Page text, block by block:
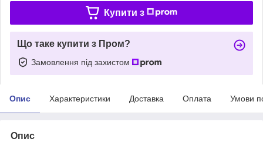
Купити з
Що таке купити з Пром?
Замовлення під захистом
Опис Характеристики Доставка Оплата Умови
Опис